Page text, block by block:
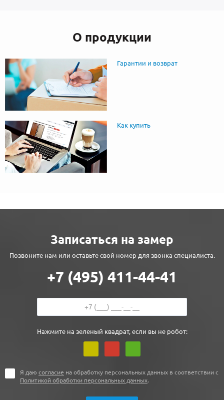
О продукции
Гарантии и возврат
Как купить
Записаться на замер
Позвоните нам или оставьте свой номер для звонка специалиста.
+7 (495) 411-44-41
Нажмите на зеленый квадрат, если вы не робот:
Я даю согласие на обработку персональных данных в соответствии с
Политикой обработки персональных данных.